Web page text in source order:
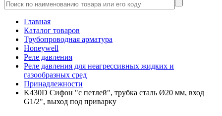
Главная
Каталог товаров
Трубопроводная арматура
Honeywell
Реле давления
Реле давления для неагрессивных жидких и
газообразных сред
Принадлежности
K430D Сифон "с петлей", трубка сталь Ø20 мм, вход
G1/2", выход под приварку